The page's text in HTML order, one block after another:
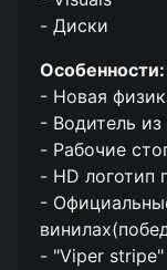
- Диски
Особенности:
- Новая
- Водитель из
- Рабочие
- HD логотип
-
- "Viper